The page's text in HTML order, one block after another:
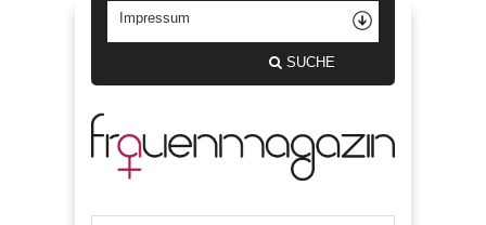
SUCHE